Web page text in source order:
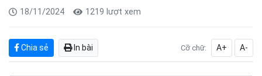
18/11/2024 1219 lượt xem
Chia sẻ In bài Cỡ chữ: A+ A-